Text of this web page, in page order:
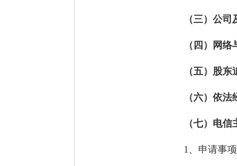
（三）公司
（四） 网络
（五） 股东
（六）依法
（七） 电信
1 、申请事